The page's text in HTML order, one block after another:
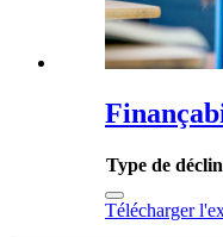
Type de
Télécharger